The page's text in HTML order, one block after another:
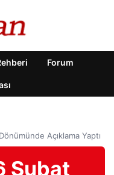
Forum
Açıklama Yaptı
Şubat